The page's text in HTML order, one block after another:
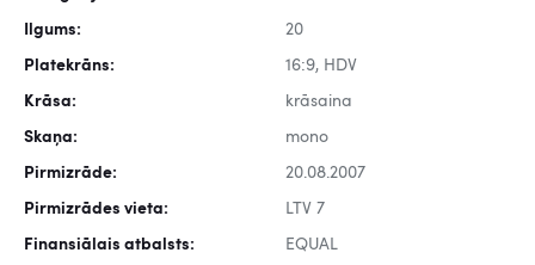
Ilgums: 20
Platekrāns: 16:9, HDV
Krāsa: krāsaina
Skaņa: mono
Pirmizrāde: 20.08.2007
Pirmizrādes vieta: LTV 7
Finansiālais atbalsts: EQUAL